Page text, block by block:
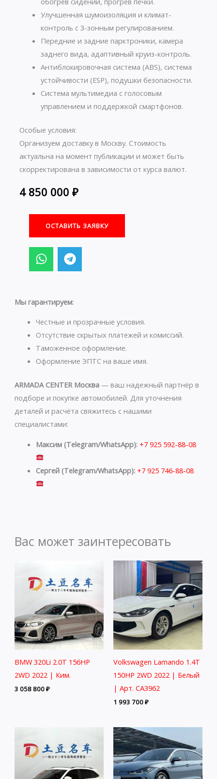
Улучшенная шумоизоляция и климат-
контроль с 3-зонным регулированием.
Передние и задние парктроники, камера
заднего вида, адаптивный круиз-контроль.
Антиблокировочная система (ABS), система
устойчивости (ESP), подушки безопасности.
Система мультимедиа с голосовым
управлением и поддержкой смартфонов.
Особые условия:
Организуем доставку в Москву. Стоимость
актуальна на момент публикации и может быть
скорректирована в зависимости от курса валют.
4 850 000 ₽
ОСТАВИТЬ ЗАЯВКУ
W
h
a
s
p
p
T
e
l
g
a
m
Мы гарантируем:
Честные и прозрачные условия.
Отсутствие скрытых платежей и комиссий.
Таможенное оформление.
Оформление ЭПТС на ваше имя.
ARMADA CENTER Москва — ваш надежный партнёр в
подборе и покупке автомобилей. Для уточнения
деталей и расчёта свяжитесь с нашими
специалистами:
Максим (Telegram/WhatsApp): +7 925 592-88-08
Сергей (Telegram/WhatsApp): +7 925 746-88-08
Вас может заинтересовать
BMW 320Li 2.0T 156HP
2WD 2022 | Ким.
3 058 800₽
Volkswagen Lamando 1.4T
150HP 2WD 2022 | Белый
| Арт. CA3962
1 993 700₽